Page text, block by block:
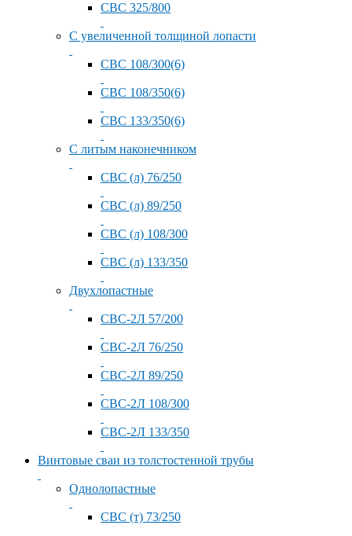
СВС 325/800
С увеличенной толщиной лопасти
СВС 108/300(6)
СВС 108/350(6)
СВС 133/350(6)
С литым наконечником
СВС (л) 76/250
СВС (л) 89/250
СВС (л) 108/300
СВС (л) 133/350
Двухлопастные
СВС-2Л 57/200
СВС-2Л 76/250
СВС-2Л 89/250
СВС-2Л 108/300
СВС-2Л 133/350
Винтовые сваи из толстостенной трубы
Однолопастные
СВС (т) 73/250